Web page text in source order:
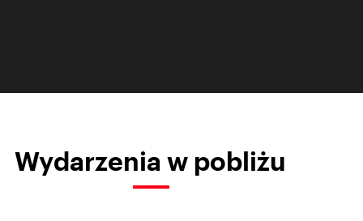
Wydarzenia w pobliżu